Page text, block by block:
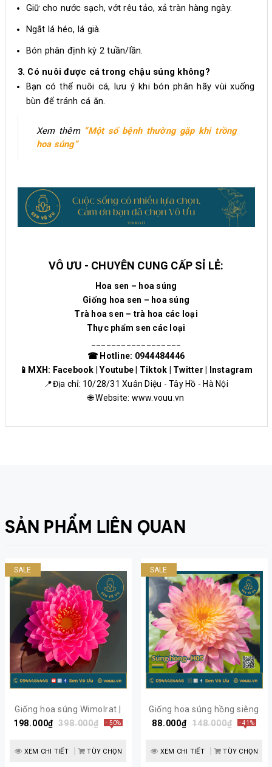
Giữ cho nước sạch, vớt rêu tảo, xả tràn hàng ngày.
Ngắt lá héo, lá già.
Bón phân định kỳ 2 tuần/lần.
3. Có nuôi được cá trong chậu súng không?
Bạn có thể nuôi cá, lưu ý khi bón phân hãy vùi xuống
bùn để tránh cá ăn.
Xem thêm “Một số bệnh thường gặp khi trồng
hoa súng”
VÔ ƯU - CHUYÊN CUNG CẤP SỈ LẺ:
Hoa sen – hoa súng
Giống hoa sen – hoa súng
Trà hoa sen – trà hoa các loại
Thực phẩm sen các loại
☎ Hotline: 0944484446
📱MXH: Facebook |Youtube Tiktok Twitter
Instagram
📍Địa chỉ: 10/28/31 Xuân Diệu - Tây Hồ - Hà Nội
🌐 Website: www.vouu.vn
SẢN PHẨM LIÊN QUAN
SALE
Giống hoa súng Wimolrat |
Sen Vô Ưu
198.000₫ 398.000₫ - 50%
XEM CHI TIẾT TÙY CHỌN
SALE
Giống hoa súng hồng siêng
hoa H5 | Sen Vô Ưu
88.000₫ 148.000₫ - 41%
XEM CHI TIẾT TÙY CHỌN